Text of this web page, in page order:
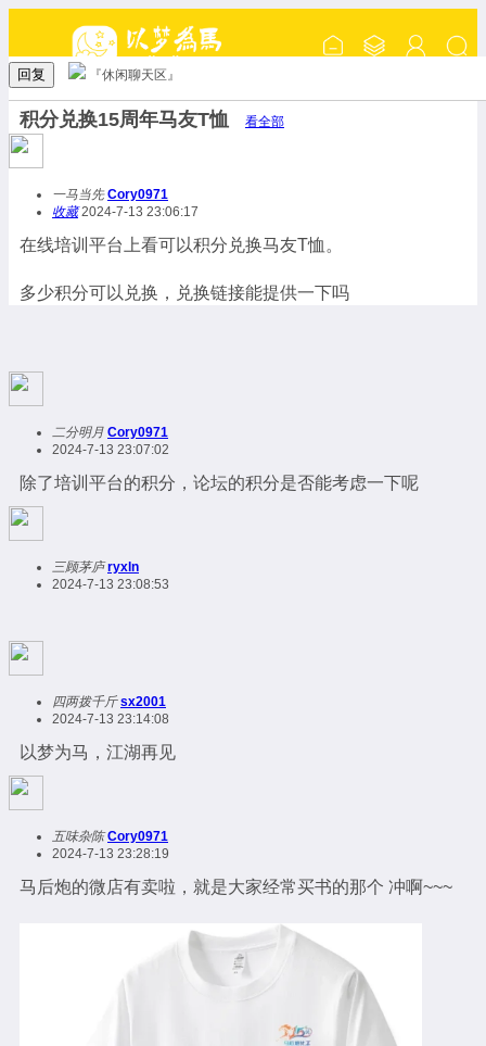
回复 『休闲聊天区』
积分兑换15周年马友T恤 看全部
一马当先 Cory0971
收藏2024-7-13 23:06:17
在线培训平台上看可以积分兑换马友T恤。
多少积分可以兑换，兑换链接能提供一下吗
二分明月 Cory0971
2024-7-13 23:07:02
除了培训平台的积分，论坛的积分是否能考虑一下呢
三顾茅庐 ryxln
2024-7-13 23:08:53
四两拨千斤 sx2001
2024-7-13 23:14:08
以梦为马，江湖再见
五味杂陈 Cory0971
2024-7-13 23:28:19
马后炮的微店有卖啦，就是大家经常买书的那个 冲啊~~~